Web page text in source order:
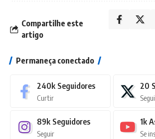
Compartilhe este
artigo
Permaneça conectado
240k Seguidores
Curtir
20
89k Seguidores
Seguir
1k
Se